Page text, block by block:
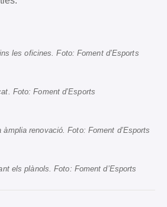
les oficines. Foto: Foment d’Esports
Foto: Foment d’Esports
renovació. Foto: Foment d’Esports
els plànols. Foto: Foment d’Esports